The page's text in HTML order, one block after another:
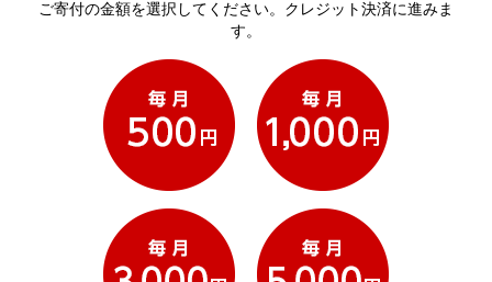
ご寄付の金額を選択してください。クレジット決済に進みま
す。